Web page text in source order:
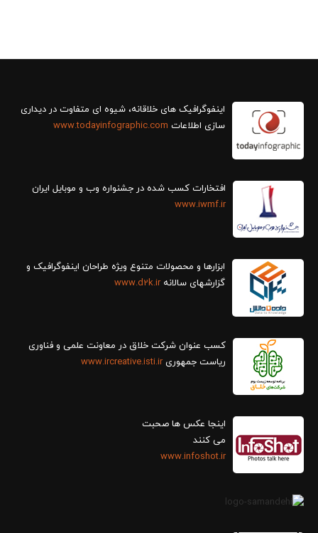
سازی اطلاعات www.todayinfographic.com
افتخارات کسب شده در جشنواره وب و موبایل ایران
www.iwmf.ir
ابزارها و محصولات متنوع ویژه طراحان اینفوگرافیک و
گزارش‎های سالانه
www.d2k.ir
کسب عنوان شرکت خلاق در معاونت علمی و فناوری
ریاست جمهوریwww.ircreative.isti.ir
اینجا عکس ها صحبت
می کنند
www.infoshot.ir